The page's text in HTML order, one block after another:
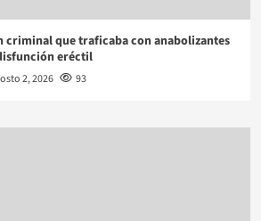
criminal que traficaba con anabolizantes
eréctil
2, 2026 93